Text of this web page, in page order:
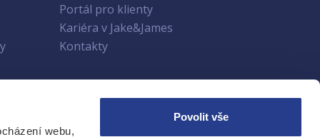
webu,
Povolit vše
Portál pro klienty
Kariéra v Jake&James
Kontakty